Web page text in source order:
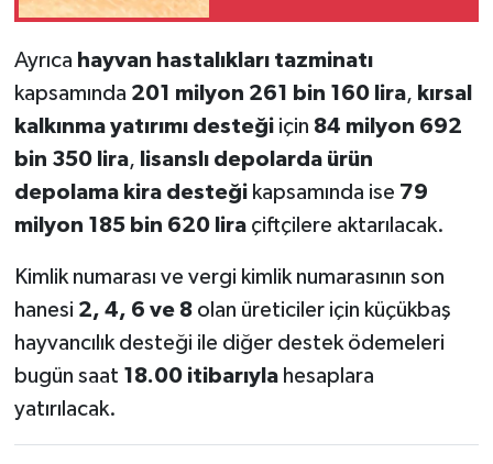
Ayrıca hayvan hastalıkları tazminatı
kapsamında 201 milyon 261 bin 160 lira, kırsal
kalkınma yatırımı desteğiiçin 84 milyon 692
bin 350 lira, lisanslı depolarda ürün
depolama kira desteğikapsamında ise 79
milyon 185 bin 620 liraçiftçilere aktarılacak.
Kimlik numarası ve vergi kimlik numarasının son
hanesi 2, 4, 6 ve 8olan üreticiler için küçükbaş
hayvancılık desteği ile diğer destek ödemeleri
bugün saat 18.00 itibarıylahesaplara
yatırılacak.